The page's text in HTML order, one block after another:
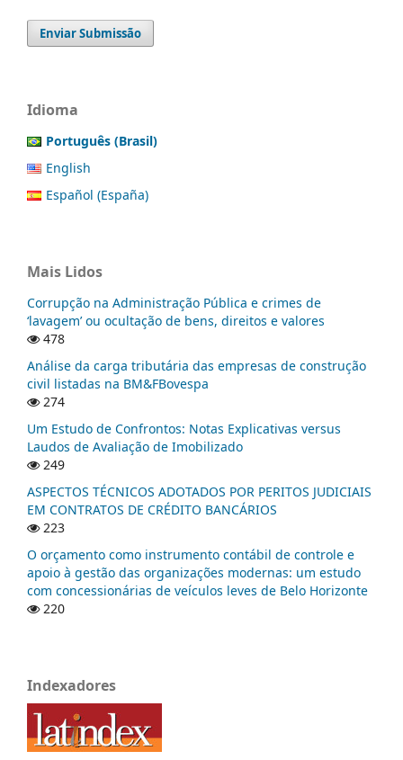
Enviar Submissão
Idioma
Português (Brasil)
English
Español (España)
Mais Lidos
Corrupção na Administração Pública e crimes de
‘lavagem’ ou ocultação de bens, direitos e valores
478
Análise da carga tributária das empresas de construção
civil listadas na BM&FBovespa
274
Um Estudo de Confrontos: Notas Explicativas versus
Laudos de Avaliação de Imobilizado
249
ASPECTOS TÉCNICOS ADOTADOS POR PERITOS JUDICIAIS
EM CONTRATOS DE CRÉDITO BANCÁRIOS
223
O orçamento como instrumento contábil de controle e
apoio à gestão das organizações modernas: um estudo
com concessionárias de veículos leves de Belo Horizonte
220
Indexadores